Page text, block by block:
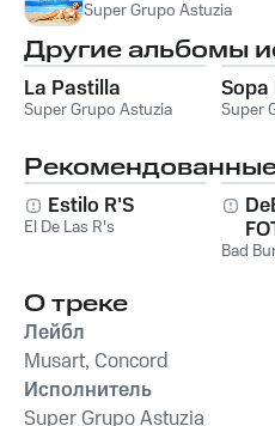
Super Grupo Astuzia
Другие альбомы
La Pastilla
Super Grupo Astuzia
Sopa
Super
Estilo R'S
El De Las R's
Bad
О треке
Лейбл
Musart, Concord
Исполнитель
Super Grupo Astuzia